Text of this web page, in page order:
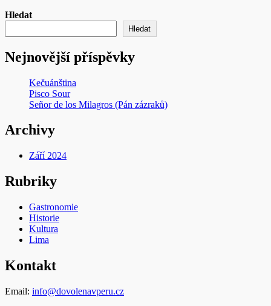
Hledat
Hledat
Nejnovější příspěvky
Kečuánština
Pisco Sour
Señor de los Milagros (Pán zázraků)
Archivy
Září 2024
Rubriky
Gastronomie
Historie
Kultura
Lima
Kontakt
Email: info@dovolenavperu.cz